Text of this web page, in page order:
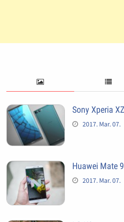
Sony Xperia XZ
2017. Mar. 07.
Huawei Mate 9
2017. Mar. 07.